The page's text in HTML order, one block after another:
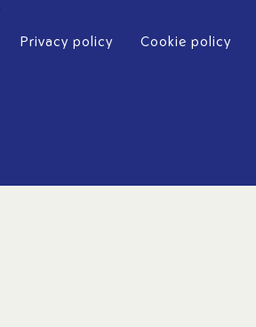
Privacy policy Cookie policy